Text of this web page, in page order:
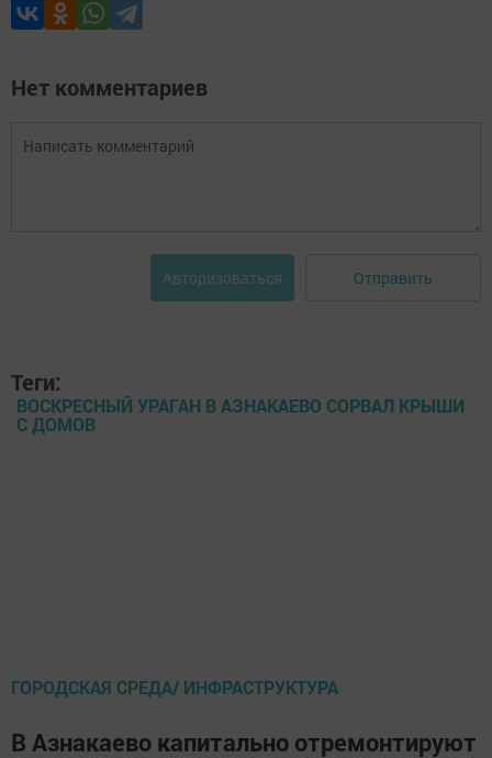
Нет комментариев
Авторизоваться Отправить
Теги:
ВОСКРЕСНЫЙ УРАГАН В АЗНАКАЕВО СОРВАЛ КРЫШИ
С ДОМОВ
ГОРОДСКАЯ СРЕДА/ ИНФРАСТРУКТУРА
В Азнакаево капитально отремонтируют